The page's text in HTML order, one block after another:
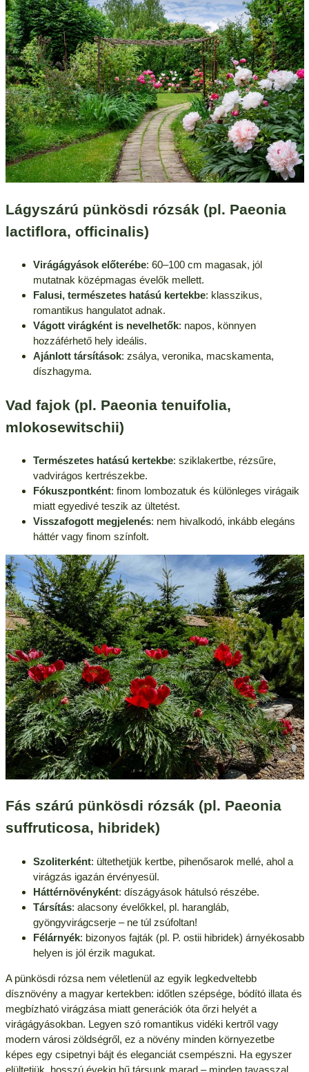
Lágyszárú pünkösdi rózsák (pl. Paeonia
lactiflora, officinalis)
Virágágyások előterébe: 60–100 cm magasak, jól
mutatnak középmagas évelők mellett.
Falusi, természetes hatású kertekbe: klasszikus,
romantikus hangulatot adnak.
Vágott virágként is nevelhetők: napos, könnyen
hozzáférhető hely ideális.
Ajánlott társítások: zsálya, veronika, macskamenta,
díszhagyma.
Vad fajok (pl. Paeonia tenuifolia,
mlokosewitschii)
Természetes hatású kertekbe: sziklakertbe, rézsűre,
vadvirágos kertrészekbe.
Fókuszpontként: finom lombozatuk és különleges virágaik
miatt egyedivé teszik az ültetést.
Visszafogott megjelenés: nem hivalkodó, inkább elegáns
háttér vagy finom színfolt.
Fás szárú pünkösdi rózsák (pl. Paeonia
suffruticosa, hibridek)
Szoliterként: ültethetjük kertbe, pihenősarok mellé, ahol a
virágzás igazán érvényesül.
Háttérnövényként: díszágyások hátulsó részébe.
Társítás: alacsony évelőkkel, pl. harangláb,
gyöngyvirágcserje – ne túl zsúfoltan!
Félárnyék: bizonyos fajták (pl. P. ostii hibridek) árnyékosabb
helyen is jól érzik magukat.
A pünkösdi rózsa nem véletlenül az egyik legkedveltebb
dísznövény a magyar kertekben: időtlen szépsége, bódító illata és
megbízható virágzása miatt generációk óta őrzi helyét a
virágágyásokban. Legyen szó romantikus vidéki kertről vagy
modern városi zöldségről, ez a növény minden környezetbe
képes egy csipetnyi bájt és eleganciát csempészni. Ha egyszer
elültetjük, hosszú évekig hű társunk marad – minden tavasszal